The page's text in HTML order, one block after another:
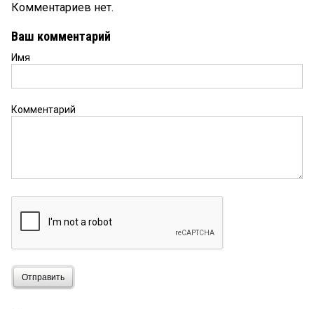
Комментариев нет.
Ваш комментарий
Имя
Комментарий
Отправить